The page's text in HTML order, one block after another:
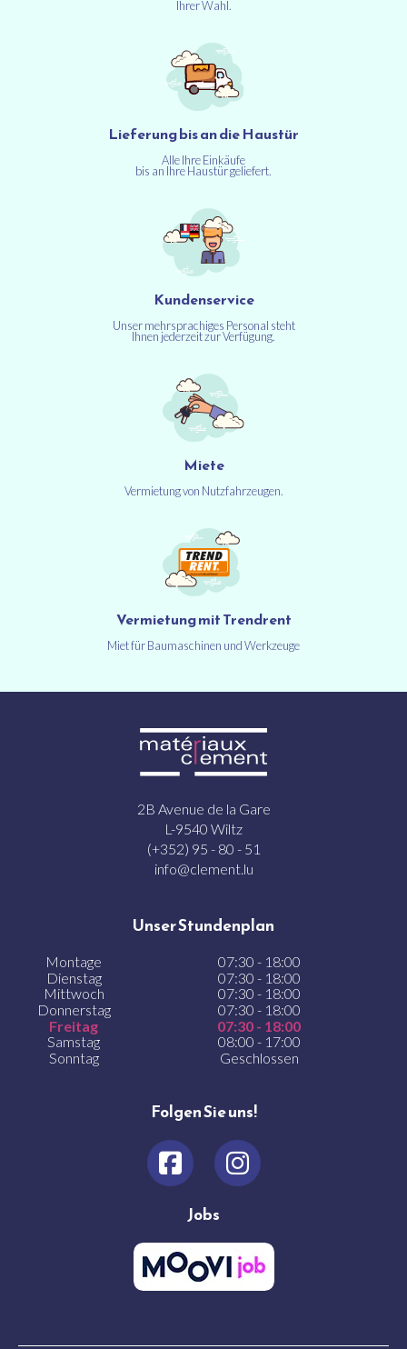
Ihrer Wahl.
Lieferung bis an die Haustür
Alle Ihre Einkäufe
bis an Ihre Haustür geliefert.
Kundenservice
Unser mehrsprachiges Personal steht
Ihnen jederzeit zur Verfügung.
Miete
Vermietung von Nutzfahrzeugen.
Vermietung mit Trendrent
Miet für Baumaschinen und Werkzeuge
2B Avenue de la Gare
L-9540 Wiltz
(+352) 95 - 80 - 51
info@clement.lu
Unser Stundenplan
Montage
07:30 - 18:00
Dienstag
07:30 - 18:00
Mittwoch
07:30 - 18:00
Donnerstag
07:30 - 18:00
Freitag
07:30 - 18:00
Samstag
08:00 - 17:00
Sonntag
Geschlossen
Folgen Sie uns!
Jobs